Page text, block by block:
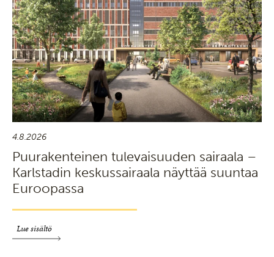
4.8.2026
Puurakenteinen tulevaisuuden sairaala –
Karlstadin keskussairaala näyttää suuntaa
Euroopassa
Lue sisältö